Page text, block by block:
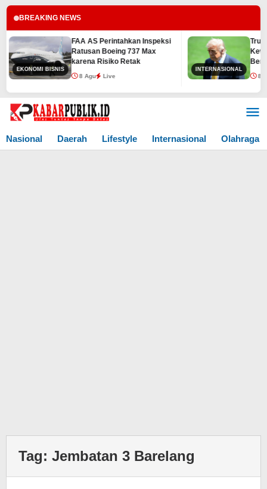
BREAKING NEWS
EKONOMI BISNIS
FAA AS Perintahkan Inspeksi
Ratusan Boeing 737 Max
karena Risiko Retak
8 Agu Live
INTERNASIONAL
Trump
8 Agu
Lewati
Nasional
Daerah Lifestyle Internasional Olahraga
Tag: Jembatan 3 Barelang